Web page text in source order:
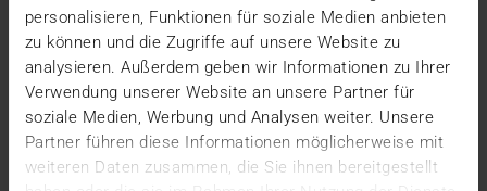
personalisieren, Funktionen für soziale Medien anbieten
zu können und die Zugriffe auf unsere Website zu
analysieren. Außerdem geben wir Informationen zu Ihrer
Verwendung unserer Website an unsere Partner für
soziale Medien, Werbung und Analysen weiter. Unsere
Partner führen diese Informationen möglicherweise mit
weiteren Daten zusammen, die Sie ihnen bereitgestellt
JiveX Enterprise PACS ist 2024 mit der Verleihung
des KLAS Awards wieder zum besten PACS seiner…
VISUS HEALTH IT
MEHR ERFAHREN